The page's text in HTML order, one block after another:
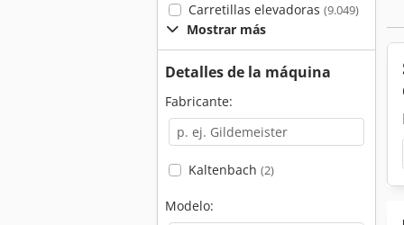
Carretillas elevadoras (9.049)
Mostrar más
Detalles de la máquina
Fabricante:
Kaltenbach (2)
Modelo: